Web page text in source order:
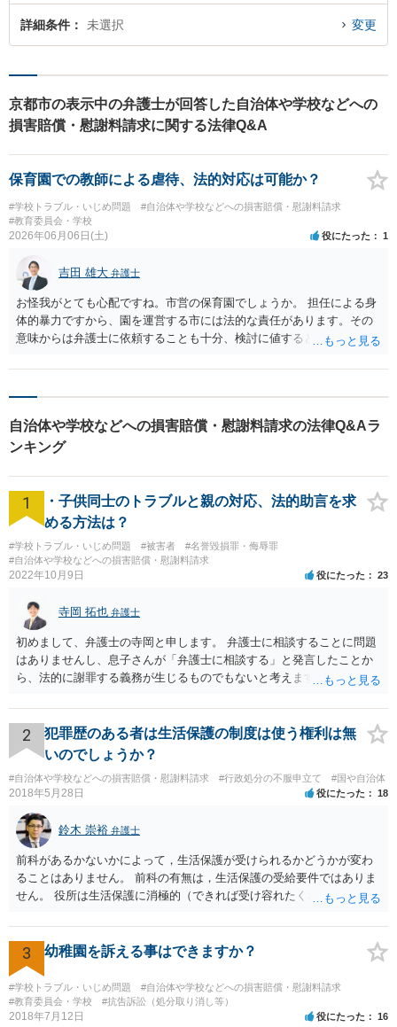
詳細条件 未選択 変更
京都市の表示中の弁護士が回答した自治体や学校などへの
損害賠償・慰謝料請求に関する法律Q&A
保育園での教師による虐待、法的対応は可能か？
#学校トラブル・いじめ問題
#自治体や学校などへの損害賠償・慰謝料請求
#教育委員会・学校
2026年06月06日(土) 役にたった 1
吉田 雄大 弁護士
お怪我がとても心配ですね。市営の保育園でしょうか。 担任による身
体的暴力ですから、園を運営する市には法的な責任があります。その
意味からは弁護士に依頼することも十分、検討に値するといえます。
を自ら認めることは稀です。 損害賠償を求めた場合であっても、市は
依頼はいわゆる費用倒れとなる可能性も考えねばなりません。ご依頼
なさったとして、受けるかどうかは弁護士次第ですが、お会いになる
をお勧めいたします。
自治体や学校などへの損害賠償・慰謝料請求の法律Q&Aラ
ンキング
1
・子供同士のトラブルと親の対応、法的助言を求
める方法は？
#学校トラブル・いじめ問題 #被害者
#名誉毀損罪・侮辱罪
#自治体や学校などへの損害賠償・慰謝料請求
2022年10月9日 役にたった 23
寺岡 拓也 弁護士
初めまして、弁護士の寺岡と申します。 弁護士に相談することに問題
はありませんし、息子さんが「弁護士に相談する」と発言したことか
ら、法的に謝罪する義務が生じるものでもないと考えます。 経緯から
す。 子どもの専門相談窓口もありますし、一度相談だけでもしてはい
かがでしょうか。
2
犯罪歴のある者は生活保護の制度は使う権利は無
いのでしょうか？
#自治体や学校などへの損害賠償・慰謝料請求 #行政処分の不服申立て #国や自治体
2018年5月28日 役にたった 18
鈴木 崇裕 弁護士
前科があるかないかによって，生活保護が受けられるかどうかが変わ
ることはありません。 前科の有無は，生活保護の受給要件ではありま
せん。 役所は生活保護に消極的（できれば受け容れたくない）な姿勢
と説明しましょう。
3 幼稚園を訴える事はできますか？
#学校トラブル・いじめ問題
#自治体や学校などへの損害賠償・慰謝料請求
#教育委員会・学校
#抗告訴訟（処分取り消し等）
2018年7月12日 役にたった 16